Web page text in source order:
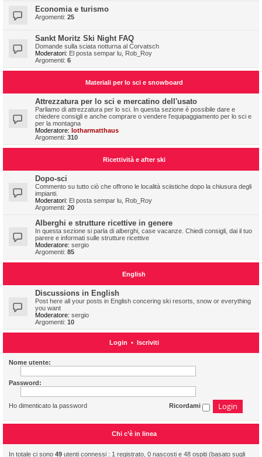
Economia e turismo
Argomenti: 25
Sankt Moritz Ski Night FAQ
Domande sulla sciata notturna al Corvatsch
Moderatori: El posta sempar lu Rob_Roy
Argomenti: 6
Materiali per lo sci e snowboard
Attrezzatura per lo sci e mercatino dell'usato
Parliamo di attrezzatura per lo sci. In questa sezione è possibile dare e
chiedere consigli e anche comprare o vendere l'equipaggiamento per lo sci e
per la montagna
Moderatore: lotharmatthaus
Argomenti: 310
Ricettività e after ski
Dopo-sci
Commento su tutto ciò che offrono le località sciistiche dopo la chiusura degli
impianti.
Moderatori: El posta sempar lu Rob_Roy
Argomenti: 20
Alberghi e strutture ricettive in genere
In questa sezione si parla di alberghi, case vacanze. Chiedi consigli, dai il tuo
parere e informati sulle strutture ricettive
Moderatore: sergio
Argomenti: 85
English
Discussions in English
Post here all your posts in English concering ski resorts, snow or everything
you want
Moderatore: sergio
Argomenti: 10
Login • Iscriviti
Nome utente:
Password:
Ho dimenticato la password Ricordami
Chi c’è in linea
In totale ci sono 49 utenti connessi : 1 registrato, 0 nascosti e 48 ospiti (basato sugli